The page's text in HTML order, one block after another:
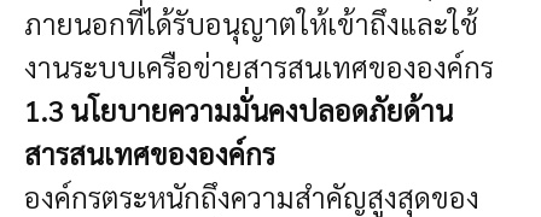
ภายนอกที่ได้รับอนุญาตให้เข้าถึงและใช้
งานระบบเครือข่ายสารสนเทศขององค์กร
1.3 นโยบายความมั่นคงปลอดภัยด้าน
สารสนเทศขององค์กร
องค์กรตระหนักถึงความสำคัญสูงสุดของ